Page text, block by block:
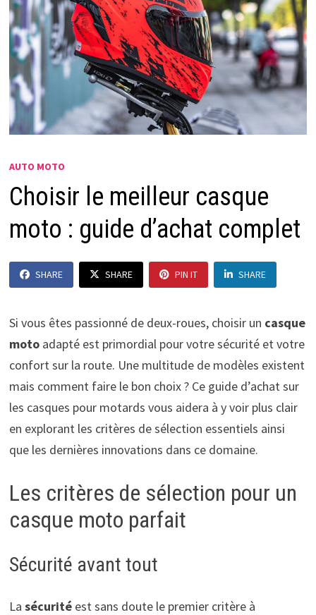
AUTO MOTO
Choisir le meilleur casque
moto : guide d’achat complet
SHARE SHARE PIN IT SHARE
Si vous êtes passionné de deux-roues, choisir un casque
motoadapté est primordial pour votre sécurité et votre
confort sur la route. Une multitude de modèles existent
mais comment faire le bon choix ? Ce guide d’achat sur
les casques pour motards vous aidera à y voir plus clair
en explorant les critères de sélection essentiels ainsi
que les dernières innovations dans ce domaine.
Les critères de sélection pour un
casque moto parfait
Sécurité avant tout
La sécuritéest sans doute le premier critère à